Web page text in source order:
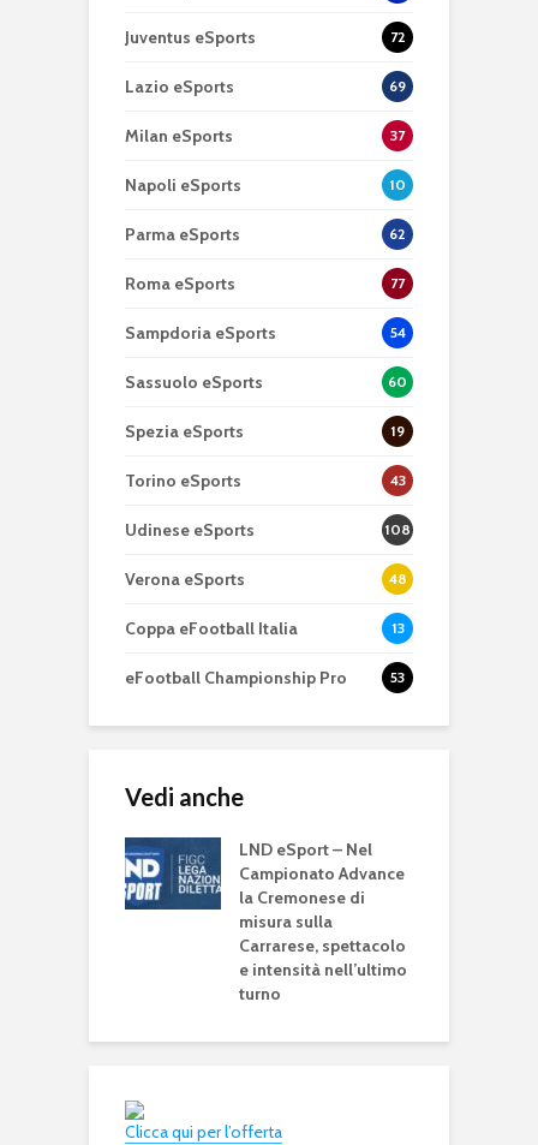
Juventus eSports 72
Lazio eSports 69
Milan eSports 37
Napoli eSports 10
Parma eSports 62
Roma eSports 77
Sampdoria eSports 54
Sassuolo eSports 60
Spezia eSports 19
Torino eSports 43
Udinese eSports 108
Verona eSports 48
Coppa eFootball Italia 13
eFootball Championship Pro 53
Vedi anche
LND eSport – Nel
Campionato Advance
la Cremonese di
misura sulla
Carrarese, spettacolo
e intensità nell’ultimo
turno
Clicca qui per l’offerta